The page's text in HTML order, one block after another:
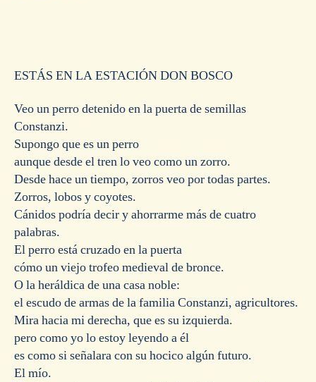
ESTÁS EN LA ESTACIÓN DON BOSCO
Veo un perro detenido en la puerta de semillas
Constanzi.
Supongo que es un perro
aunque desde el tren lo veo como un zorro.
Desde hace un tiempo, zorros veo por todas partes.
Zorros, lobos y coyotes.
Cánidos podría decir y ahorrarme más de cuatro
palabras.
El perro está cruzado en la puerta
cómo un viejo trofeo medieval de bronce.
O la heráldica de una casa noble:
el escudo de armas de la familia Constanzi, agricultores.
Mira hacia mi derecha, que es su izquierda.
pero como yo lo estoy leyendo a él
es como si señalara con su hocico algún futuro.
El mío.